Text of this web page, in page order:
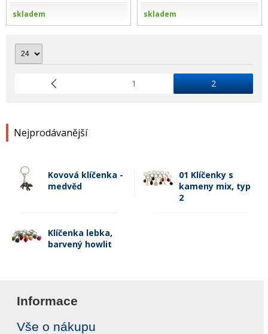
Nejprodávanější
Kovová klíčenka -
medvěd
01 Klíčenky s
kameny mix, typ
2
Klíčenka lebka,
barvený howlit
skladem skladem
1 2
Informace
Vše o nákupu